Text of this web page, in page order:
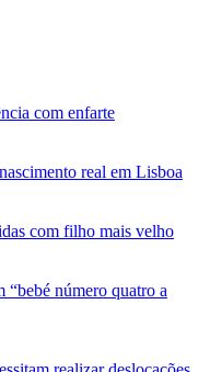
com enfarte
real em Lisboa
com filho mais velho
“bebé número quatro a